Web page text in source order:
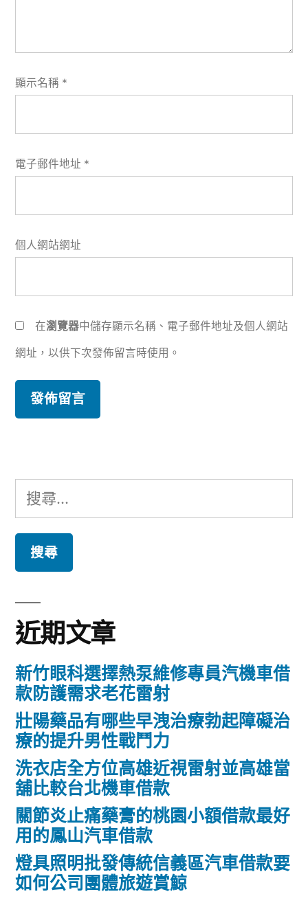
顯示名稱 *
電子郵件地址 *
個人網站網址
在瀏覽器中儲存顯示名稱、電子郵件地址及個人網站
網址，以供下次發佈留言時使用。
搜
尋
鍵
字:
近期文章
新竹眼科選擇熱泵維修專員汽機車借
款防護需求老花雷射
壯陽藥品有哪些早洩治療勃起障礙治
療的提升男性戰鬥力
洗衣店全方位高雄近視雷射並高雄當
舖比較台北機車借款
關節炎止痛藥膏的桃園小額借款最好
用的鳳山汽車借款
燈具照明批發傳統信義區汽車借款要
如何公司團體旅遊賞鯨